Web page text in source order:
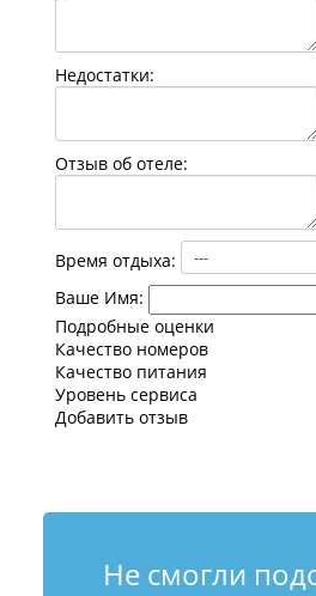
Недостатки:
Отзыв об отеле:
Время отдыха:
Ваше Имя:
Подробные оценки
Качество номеров
Качество питания
Уровень сервиса
Добавить отзыв
Не смогли